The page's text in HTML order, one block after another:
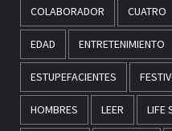
COLABORADOR CUATRO
EDAD ENTRETENIMIENTO
ESTUPEFACIENTES
HOMBRES LEER LIFE